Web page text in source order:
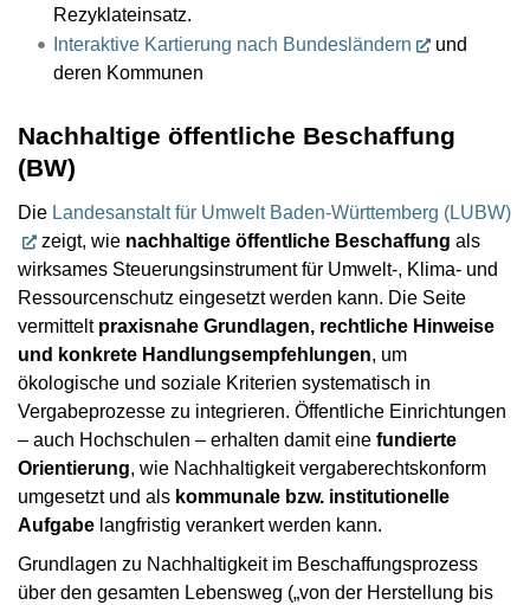
Rezyklateinsatz.
Interaktive Kartierung nach Bundesländern
und
deren Kommunen
Nachhaltige öffentliche Beschaffung
(BW)
Die Landesanstalt für Umwelt Baden-Württemberg (LUBW)
zeigt, wie nachhaltige öffentliche Beschaffung als
wirksames Steuerungsinstrument für Umwelt-, Klima- und
Ressourcenschutz eingesetzt werden kann. Die Seite
vermittelt praxisnahe Grundlagen, rechtliche Hinweise
und konkrete Handlungsempfehlungen, um
ökologische und soziale Kriterien systematisch in
Vergabeprozesse zu integrieren. Öffentliche Einrichtungen
– auch Hochschulen – erhalten damit eine fundierte
Orientierung, wie Nachhaltigkeit vergaberechtskonform
umgesetzt und als kommunale bzw. institutionelle
Aufgabe langfristig verankert werden kann.
Grundlagen zu Nachhaltigkeit im Beschaffungsprozess
über den gesamten Lebensweg („von der Herstellung bis